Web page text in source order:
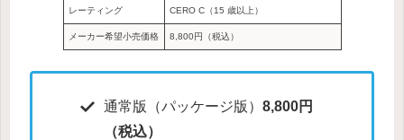
レーティング CERO C（15 歳以上）
メーカー希望小売価格 8,800円（税込）
通常版（パッケージ版） 8,800円
（税込）